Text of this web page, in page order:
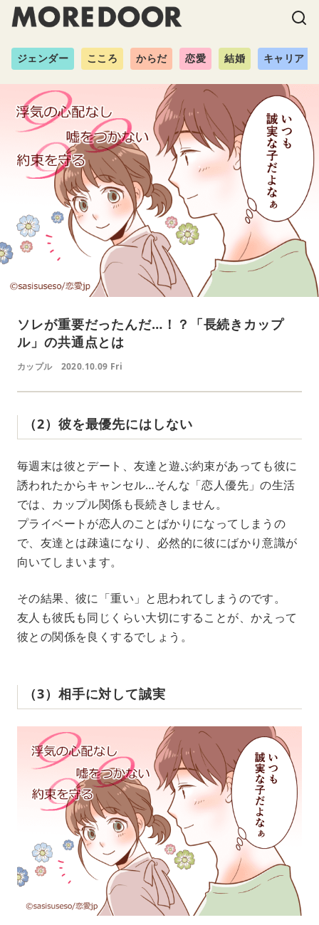
ジェンダー こころ からだ 恋愛 結婚 キャリア
ソレが重要だったんだ…！？「長続きカップ
ル」の共通点とは
カップル 2020.10.09 Fri
（2）彼を最優先にはしない
毎週末は彼とデート、友達と遊ぶ約束があっても彼に
誘われたからキャンセル…そんな「恋人優先」の生活
では、カップル関係も長続きしません。
プライベートが恋人のことばかりになってしまうの
で、友達とは疎遠になり、必然的に彼にばかり意識が
向いてしまいます。
その結果、彼に「重い」と思われてしまうのです。
友人も彼氏も同じくらい大切にすることが、かえって
彼との関係を良くするでしょう。
（3）相手に対して誠実